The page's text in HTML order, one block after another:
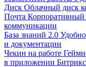
Диск Облачный диск
Почта Корпоративный
коммуникации
База знаний 2.0
и документации
Чекин на работе
в приложении